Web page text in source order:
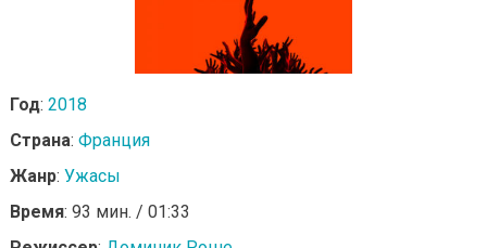
Год: 2018
Страна: Франция
Жанр: Ужасы
Время: 93 мин. / 01:33